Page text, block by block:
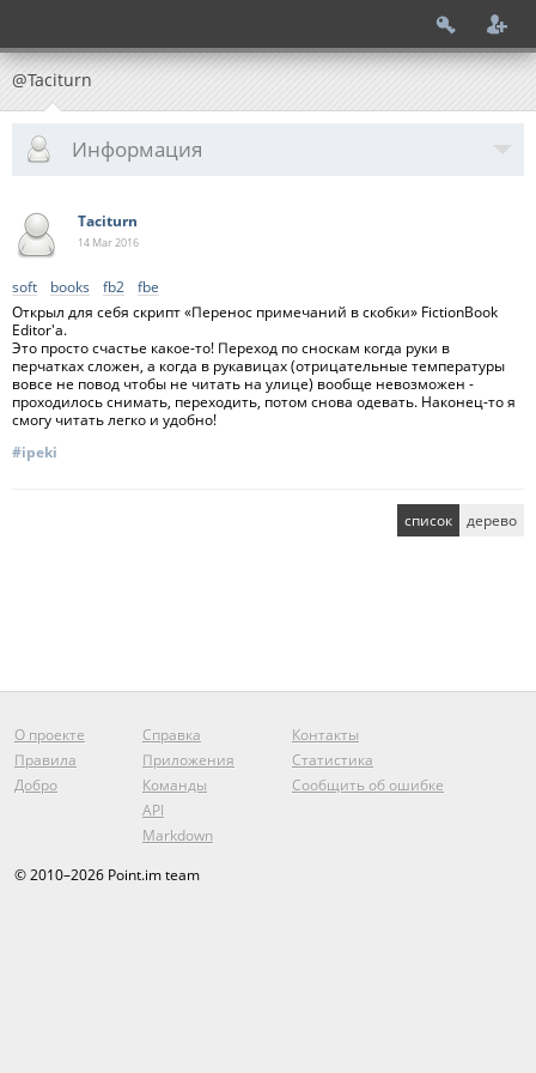
@Taciturn
Информация
Taciturn
14 Mar2016
soft books fb2
fbe
Открыл для себя скрипт «Перенос примечаний в скобки» FictionBook
Editor'а.
Это просто счастье какое-то! Переход по сноскам когда руки в
перчатках сложен, а когда в рукавицах (отрицательные температуры
вовсе не повод чтобы не читать на улице) вообще невозможен -
проходилось снимать, переходить, потом снова одевать. Наконец-то я
смогу читать легко и удобно!
#ipeki
список дерево
О проекте
Правила
Добро
Справка
Приложения
Команды
API
Markdown
Контакты
Статистика
Сообщить об ошибке
© 2010–2026 Point.im team